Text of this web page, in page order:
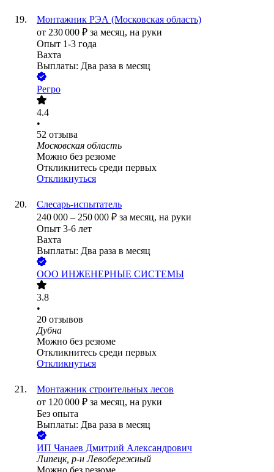
Монтажник РЭА (Московская область)
от 230 000 ₽ за месяц, на руки
Опыт 1-3 года
Вахта
Выплаты: Два раза в месяц
Регро
4.4
•
52 отзыва
Московская область
Можно без резюме
Откликнитесь среди первых
Откликнуться
Слесарь-испытатель
240 000 – 250 000 ₽ за месяц, на руки
Опыт 3-6 лет
Вахта
Выплаты: Два раза в месяц
ООО ИНЖЕНЕРНЫЕ СИСТЕМЫ
3.8
•
20 отзывов
Дубна
Можно без резюме
Откликнитесь среди первых
Откликнуться
Монтажник строительных лесов
от 120 000 ₽ за месяц, на руки
Без опыта
Выплаты: Два раза в месяц
ИП Чанаев Дмитрий Александрович
Липецк, р-н Левобережный